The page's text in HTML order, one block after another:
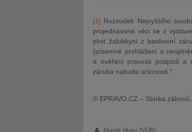
[1] Rozsudek Nejvyššího
projednávané věci se z
plnit žalobkyni z bankovní
(písemné prohlášení o
a ověření pravosti podpisů a
záruka nabude účinnosti.”
© EPRAVO.CZ – Sbírka
Marek Hujer (VUB)